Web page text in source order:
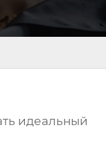
идеальный